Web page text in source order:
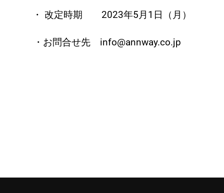
・ 改定時期 2023年5月1日（月）
・お問合せ先 info@annway.co.jp